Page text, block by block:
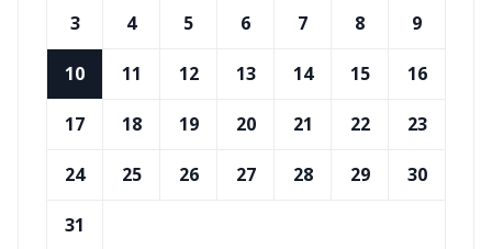
3 4 5 6 7 8 9
10 11 12 13 14 15 16
17 18 19 20 21 22 23
24 25 26 27 28 29 30
31